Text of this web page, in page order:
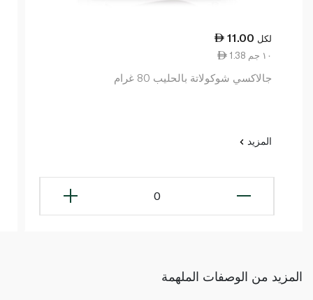
11.00 لكل
1.38 ١٠ جم
جالاكسي شوكولاتة بالحليب 80 غرام
المزيد
0
المزيد من الوصفات الملهمة